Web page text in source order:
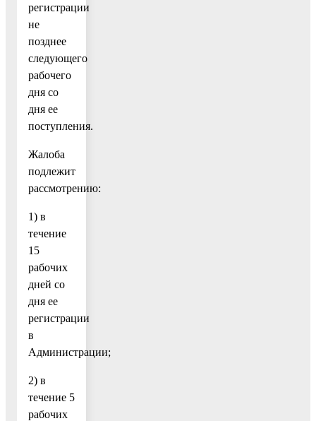
регистрации
не
позднее
следующего
рабочего
дня со
дня ее
поступления.
Жалоба
подлежит
рассмотрению:
1) в
течение
15
рабочих
дней со
дня ее
регистрации
в
Администрации;
2) в
течение 5
рабочих